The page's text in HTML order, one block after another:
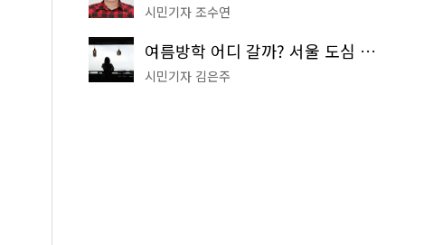
시민기자 조수연
여름방학 어디 갈까? 서울 도심 무료 실내 여행 코스 추천
시민기자 김은주